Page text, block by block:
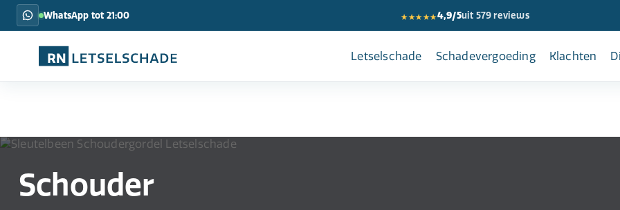
WhatsApp tot 21:00 ★★★★★4,9/5uit 579 reviews
Letselschade Schadevergoeding Klachten
Schouder